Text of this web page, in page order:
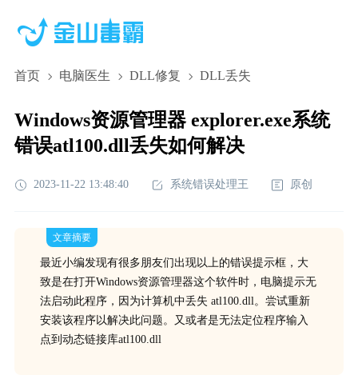
首页 电脑医生 DLL修复 DLL丢失
Windows资源管理器 explorer.exe系统
错误atl100.dll丢失如何解决
2023-11-22 13:48:40 系统错误处理王 原创
文章摘要
最近小编发现有很多朋友们出现以上的错误提示框，大
致是在打开Windows资源管理器这个软件时，电脑提示无
法启动此程序，因为计算机中丢失 atl100.dll。尝试重新
安装该程序以解决此问题。又或者是无法定位程序输入
点到动态链接库atl100.dll